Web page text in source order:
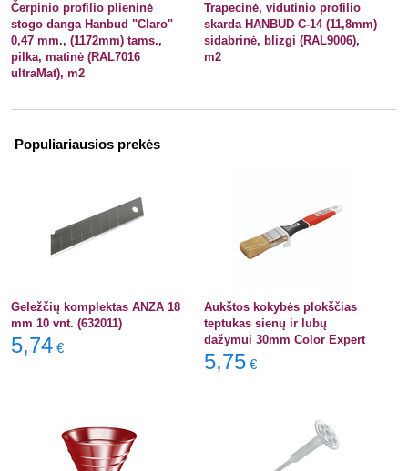
Čerpinio profilio plieninė
stogo danga Hanbud "Claro"
0,47 mm., (1172mm) tams.,
pilka, matinė (RAL7016
ultraMat), m2
Trapecinė, vidutinio profilio
skarda HANBUD C-14 (11,8mm)
sidabrinė, blizgi (RAL9006),
m2
Populiariausios prekės
Geležčių komplektas ANZA 18
mm 10 vnt. (632011)
5,74 €
Aukštos kokybės plokščias
teptukas sienų ir lubų
dažymui 30mm Color Expert
5,75 €